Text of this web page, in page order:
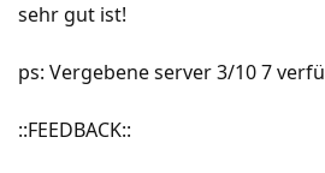
sehr gut ist!
ps: Vergebene server 3/10 7
::FEEDBACK::